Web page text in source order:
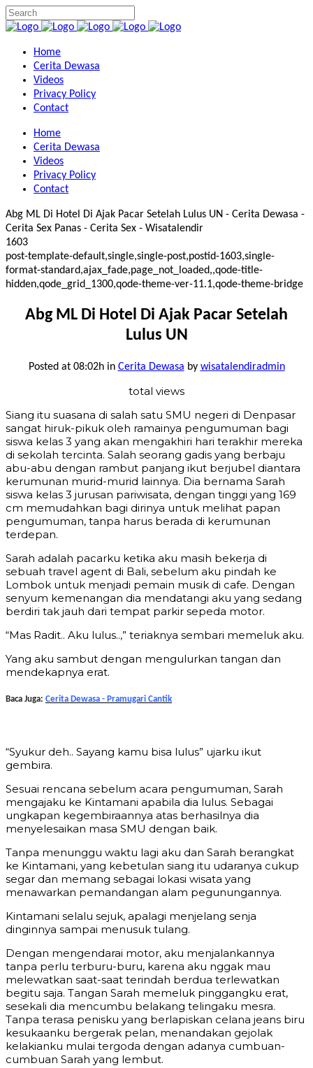
Home
Cerita Dewasa
Videos
Privacy Policy
Contact
Home
Cerita Dewasa
Videos
Privacy Policy
Contact
Abg ML Di Hotel Di Ajak Pacar Setelah Lulus UN - Cerita Dewasa -
Cerita Sex Panas - Cerita Sex - Wisatalendir
1603
post-template-default,single,single-post,postid-1603,single-
format-standard,ajax_fade,page_not_loaded,,qode-title-
hidden,qode_grid_1300,qode-theme-ver-11.1,qode-theme-bridge
Abg ML Di Hotel Di Ajak Pacar Setelah
Lulus UN
Posted at 08:02hin Cerita Dewasa by wisatalendiradmin
total views
Siang itu suasana di salah satu SMU negeri di Denpasar
sangat hiruk-pikuk oleh ramainya pengumuman bagi
siswa kelas 3 yang akan mengakhiri hari terakhir mereka
di sekolah tercinta. Salah seorang gadis yang berbaju
abu-abu dengan rambut panjang ikut berjubel diantara
kerumunan murid-murid lainnya. Dia bernama Sarah
siswa kelas 3 jurusan pariwisata, dengan tinggi yang 169
cm memudahkan bagi dirinya untuk melihat papan
pengumuman, tanpa harus berada di kerumunan
terdepan.
Sarah adalah pacarku ketika aku masih bekerja di
sebuah travel agent di Bali, sebelum aku pindah ke
Lombok untuk menjadi pemain musik di cafe. Dengan
senyum kemenangan dia mendatangi aku yang sedang
berdiri tak jauh dari tempat parkir sepeda motor.
“Mas Radit.. Aku lulus..,” teriaknya sembari memeluk aku.
Yang aku sambut dengan mengulurkan tangan dan
mendekapnya erat.
Baca Juga: Cerita Dewasa - Pramugari Cantik
“Syukur deh.. Sayang kamu bisa lulus” ujarku ikut
gembira.
Sesuai rencana sebelum acara pengumuman, Sarah
mengajaku ke Kintamani apabila dia lulus. Sebagai
ungkapan kegembiraannya atas berhasilnya dia
menyelesaikan masa SMU dengan baik.
Tanpa menunggu waktu lagi aku dan Sarah berangkat
ke Kintamani, yang kebetulan siang itu udaranya cukup
segar dan memang sebagai lokasi wisata yang
menawarkan pemandangan alam pegunungannya.
Kintamani selalu sejuk, apalagi menjelang senja
dinginnya sampai menusuk tulang.
Dengan mengendarai motor, aku menjalankannya
tanpa perlu terburu-buru, karena aku nggak mau
melewatkan saat-saat terindah berdua terlewatkan
begitu saja. Tangan Sarah memeluk pinggangku erat,
sesekali dia mencumbu belakang telingaku mesra.
Tanpa terasa penisku yang berlapiskan celana jeans biru
kesukaanku bergerak pelan, menandakan gejolak
kelakianku mulai tergoda dengan adanya cumbuan-
cumbuan Sarah yang lembut.